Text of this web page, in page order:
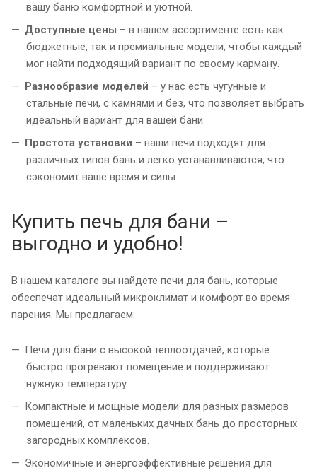
вашу баню комфортной и уютной.
Доступные цены – в нашем ассортименте есть как
бюджетные, так и премиальные модели, чтобы каждый
мог найти подходящий вариант по своему карману.
Разнообразие моделей – у нас есть чугунные и
стальные печи, с камнями и без, что позволяет выбрать
идеальный вариант для вашей бани.
Простота установки – наши печи подходят для
различных типов бань и легко устанавливаются, что
сэкономит ваше время и силы.
Купить печь для бани –
выгодно и удобно!
В нашем каталоге вы найдете печи для бань, которые
обеспечат идеальный микроклимат и комфорт во время
парения. Мы предлагаем:
Печи для бани с высокой теплоотдачей, которые
быстро прогревают помещение и поддерживают
нужную температуру.
Компактные и мощные модели для разных размеров
помещений, от маленьких дачных бань до просторных
загородных комплексов.
Экономичные и энергоэффективные решения для